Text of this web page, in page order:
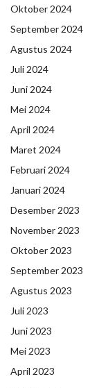
Oktober 2024
September 2024
Agustus 2024
Juli 2024
Juni 2024
Mei 2024
April 2024
Maret 2024
Februari 2024
Januari 2024
Desember 2023
November 2023
Oktober 2023
September 2023
Agustus 2023
Juli 2023
Juni 2023
Mei 2023
April 2023